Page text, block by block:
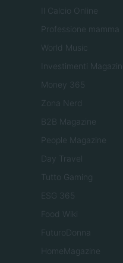
Il Calcio Online
Professione mamma
World Music
Investimenti Magazine
Money 365
Zona Nerd
B2B Magazine
People Magazine
Day Travel
Tutto Gaming
ESG 365
Food Wiki
FuturoDonna
HomeMagazine